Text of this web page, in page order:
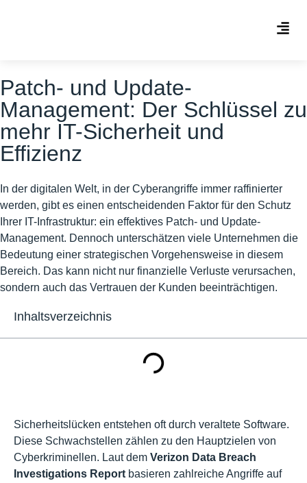
Patch- und Update-
Management: Der Schlüssel zu
mehr IT-Sicherheit und
Effizienz
In der digitalen Welt, in der Cyberangriffe immer raffinierter
werden, gibt es einen entscheidenden Faktor für den Schutz
Ihrer IT-Infrastruktur: ein effektives Patch- und Update-
Management. Dennoch unterschätzen viele Unternehmen die
Bedeutung einer strategischen Vorgehensweise in diesem
Bereich. Das kann nicht nur finanzielle Verluste verursachen,
sondern auch das Vertrauen der Kunden beeinträchtigen.
Inhaltsverzeichnis
Sicherheitslücken entstehen oft durch veraltete Software.
Diese Schwachstellen zählen zu den Hauptzielen von
Cyberkriminellen. Laut dem Verizon Data Breach
Investigations Report basieren zahlreiche Angriffe auf